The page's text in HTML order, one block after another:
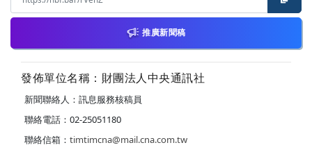
推廣新聞稿
發佈單位名稱：財團法人中央通訊社
新聞聯絡人：訊息服務核稿員
聯絡電話：02-25051180
聯絡信箱： timtimcna@mail.cna.com.tw